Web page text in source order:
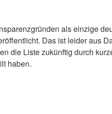
als einzige
Das ist leider aus
die Liste zukünftig durch
haben.